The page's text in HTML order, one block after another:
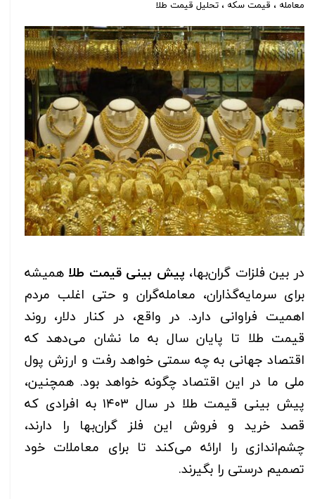
معامله ، قیمت سکه ، تحلیل قیمت طلا
در بین فلزات گران‌بها، پیش بینی قیمت طلا همیشه
برای سرمایه‌گذاران، معامله‌گران و حتی اغلب مردم
اهمیت فراوانی دارد. در واقع، در کنار دلار، روند
قیمت طلا تا پایان سال به ما نشان می‌دهد که
اقتصاد جهانی به چه سمتی خواهد رفت و ارزش پول
ملی ما در این اقتصاد چگونه خواهد بود. همچنین،
پیش بینی قیمت طلا در سال ۱۴۰۳ به افرادی که
قصد خرید و فروش این فلز گران‌بها را دارند،
چشم‌اندازی را ارائه می‌کند تا برای معاملات خود
تصمیم درستی را بگیرند.